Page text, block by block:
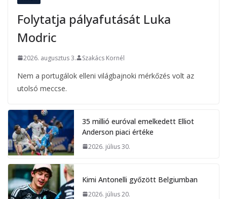
Folytatja pályafutását Luka
Modric
2026. augusztus 3. Szakács Kornél
Nem a portugálok elleni világbajnoki mérkőzés volt az
utolsó meccse.
35 millió euróval emelkedett Elliot
Anderson piaci értéke
2026. július 30.
Kimi Antonelli győzött Belgiumban
2026. július 20.